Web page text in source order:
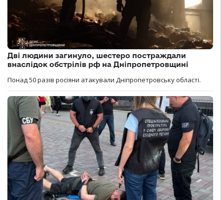
Дві людини загинуло, шестеро постраждали
внаслідок обстрілів рф на Дніпропетровщині
Понад 50 разів росіяни атакували Дніпропетровську області.